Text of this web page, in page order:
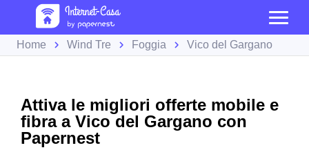
Home Wind Tre Foggia Vico del Gargano